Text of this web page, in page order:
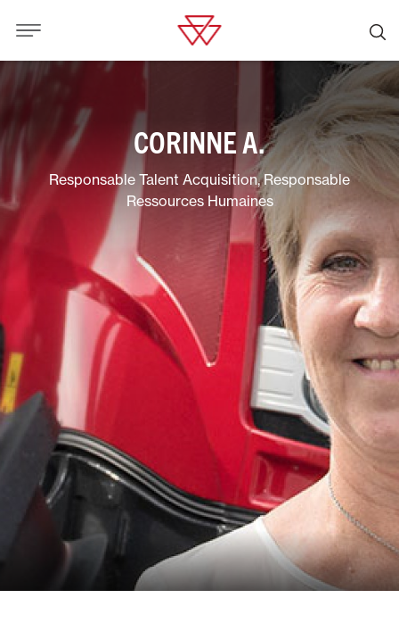
CORINNE A.
Responsable Talent Acquisition, Responsable
Ressources Humaines